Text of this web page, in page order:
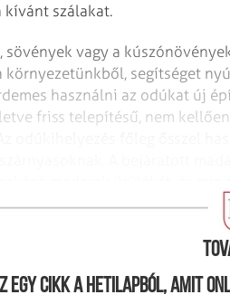
kívánt szálakat.
sövények vagy a
környezetünkből, segítséget
használni az odúkat új
friss telepítésű, nem
fészek­anyagot!
egy cikk a hetilapból, amit